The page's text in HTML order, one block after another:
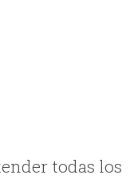
todas los